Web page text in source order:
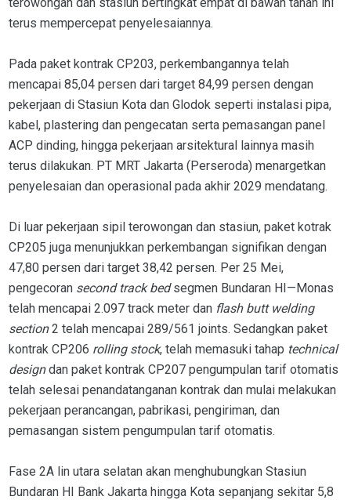
terus mempercepat penyelesaiannya.
Pada paket kontrak CP203, perkembangannya telah
mencapai 85,04 persen dari target 84,99 persen dengan
pekerjaan di Stasiun Kota dan Glodok seperti instalasi pipa,
kabel, plastering dan pengecatan serta pemasangan panel
ACP dinding, hingga pekerjaan arsitektural lainnya masih
terus dilakukan. PT MRT Jakarta (Perseroda) menargetkan
penyelesaian dan operasional pada akhir 2029 mendatang.
Di luar pekerjaan sipil terowongan dan stasiun, paket kotrak
CP205 juga menunjukkan perkembangan signifikan dengan
47,80 persen dari target 38,42 persen. Per 25 Mei,
pengecoran second track bedsegmen Bundaran HI—Monas
telah mencapai 2.097 track meter dan flash butt welding
section2 telah mencapai 289/561 joints. Sedangkan paket
kontrak CP206 rolling stock, telah memasuki tahap technical
designdan paket kontrak CP207 pengumpulan tarif otomatis
telah selesai penandatanganan kontrak dan mulai melakukan
pekerjaan perancangan, pabrikasi, pengiriman, dan
pemasangan sistem pengumpulan tarif otomatis.
Fase 2A lin utara selatan akan menghubungkan Stasiun
Bundaran HI Bank Jakarta hingga Kota sepanjang sekitar 5,8